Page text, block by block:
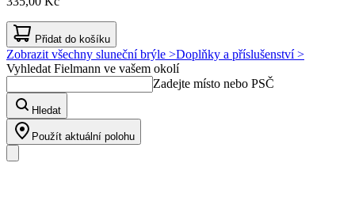
Přidat do košíku
Zobrazit všechny sluneční brýle >Doplňky a příslušenství >
Vyhledat Fielmann ve vašem okolí
Zadejte místo nebo PSČ
Hledat
Použít aktuální polohu